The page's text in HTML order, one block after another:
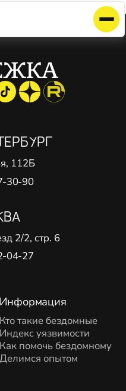
Информация
Кто такие бездомные
Индекс уязвимости
Как помочь бездомному
Делимся опытом
112Б
30-90
2/2, стр. 6
04-27